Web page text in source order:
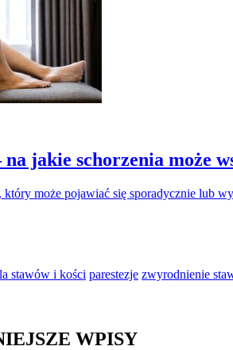
jakie schorzenia może
może pojawiać się sporadycznie lub
stawów i kości parestezje zwyrodnienie
WPISY